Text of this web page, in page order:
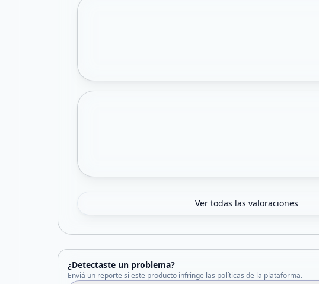
Ver todas las valoraciones
¿Detectaste un problema?
Enviá un reporte si este producto infringe las políticas de la plataforma.